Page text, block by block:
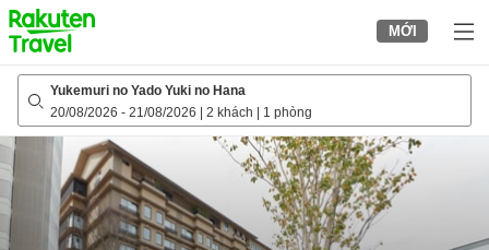
to
top
page
MỚI
Yukemuri no Yado Yuki no Hana
20/08/2026 - 21/08/2026 2 khách 1 phòng